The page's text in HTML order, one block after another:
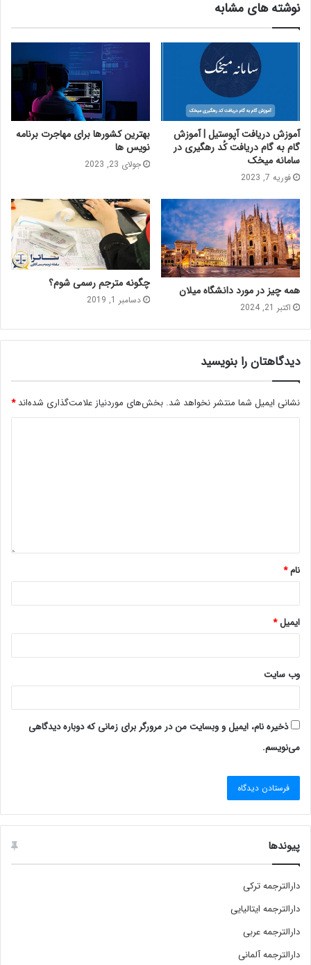
نوشته های مشابه
آموزش دریافت آپوستیل | آموزش
گام به گام دریافت کُد رهگیری در
سامانۀ میخک
فوریه 7, 2023
بهترین کشورها برای مهاجرت برنامه‌
نویس ها
جولای 23, 2023
همه چیز در مورد دانشگاه میلان
اکتبر 21, 2024
چگونه مترجم رسمی شوم؟
دسامبر 1, 2019
دیدگاهتان را بنویسید
نشانی ایمیل شما منتشر نخواهد شد. بخش‌های موردنیاز علامت‌گذاری شده‌اند*
نام*
ایمیل*
وب‌ سایت
ذخیره نام، ایمیل و وبسایت من در مرورگر برای زمانی که دوباره دیدگاهی
می‌نویسم.
پیوندها
دارالترجمه ترکی
دارالترجمه ایتالیایی
دارالترجمه عربی
دارالترجمه آلمانی